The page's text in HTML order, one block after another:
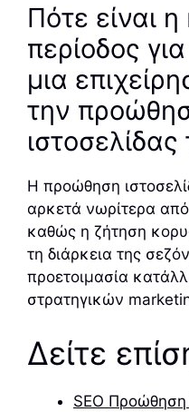
Πότε είναι
περίοδος
μια
την
ιστοσελίδας
Η προώθηση
αρκετά νωρίτερα από
καθώς η ζήτηση
τη διάρκεια της
προετοιμασία
στρατηγικών
Δείτε
SEO Προώθηση